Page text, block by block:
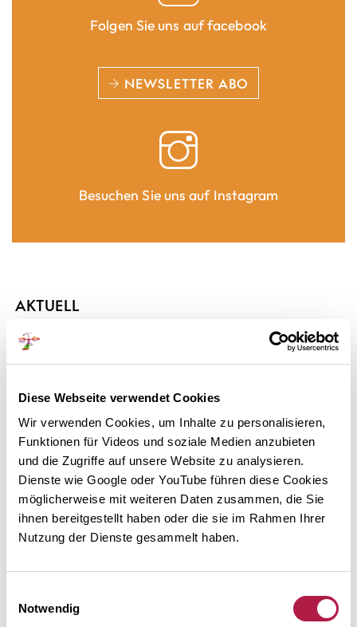
Diese Webseite verwendet Cookies
Wir verwenden Cookies, um Inhalte zu personalisieren,
Funktionen für Videos und soziale Medien anzubieten
und die Zugriffe auf unsere Website zu analysieren.
Dienste wie Google oder YouTube führen diese Cookies
möglicherweise mit weiteren Daten zusammen, die Sie
ihnen bereitgestellt haben oder die sie im Rahmen Ihrer
Nutzung der Dienste gesammelt haben.
Notwendig
Folgen Sie uns auf facebook
NEWSLETTER ABO
Besuchen Sie uns auf Instagram
AKTUELL
Home
Erweiterungsbau
Meldungen
Kalender
Newsletter
Presse
Stellenangebote
PDF-Jahresflyer 2026
Aktuell, Vorschau & Archiv